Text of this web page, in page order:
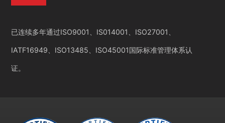
已连续多年通过ISO9001、IS014001、ISO27001、
IATF16949、ISO13485、ISO45001国际标准管理体系认
证。